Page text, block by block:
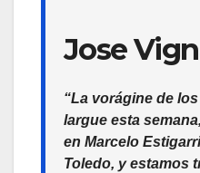
Jose
“La vorágine de
largue esta
en Marcelo
Toledo, y estamos